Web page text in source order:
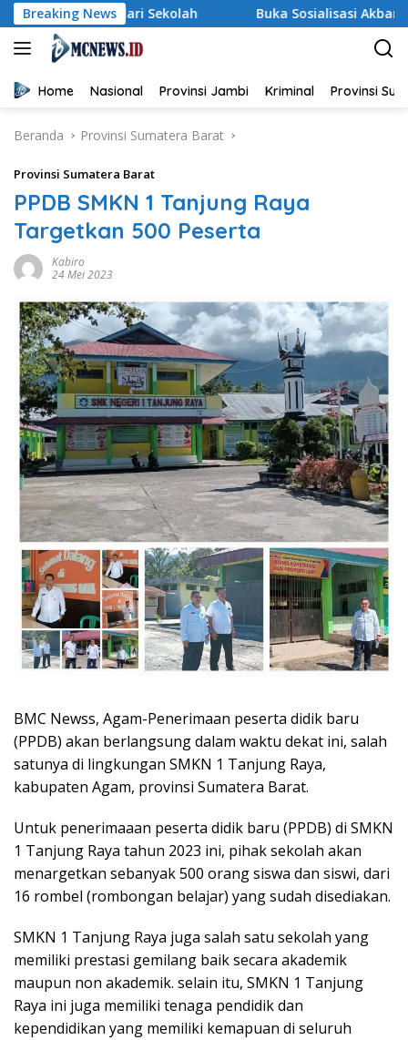
Langsung
ke
konten
Breaking News
Sekolah Buka Sosialisasi Akbar Pencegahan IRET,
Home Nasional Provinsi Jambi Kriminal Provinsi
Beranda Provinsi Sumatera Barat
Provinsi Sumatera Barat
PPDB SMKN 1 Tanjung Raya
Targetkan 500 Peserta
Kabiro
24 Mei 2023
BMC Newss, Agam-Penerimaan peserta didik baru
(PPDB) akan berlangsung dalam waktu dekat ini, salah
satunya di lingkungan SMKN 1 Tanjung Raya,
kabupaten Agam, provinsi Sumatera Barat.
Untuk penerimaaan peserta didik baru (PPDB) di SMKN
1 Tanjung Raya tahun 2023 ini, pihak sekolah akan
menargetkan sebanyak 500 orang siswa dan siswi, dari
16 rombel (rombongan belajar) yang sudah disediakan.
SMKN 1 Tanjung Raya juga salah satu sekolah yang
memiliki prestasi gemilang baik secara akademik
maupun non akademik. selain itu, SMKN 1 Tanjung
Raya ini juga memiliki tenaga pendidik dan
kependidikan yang memiliki kemapuan di seluruh